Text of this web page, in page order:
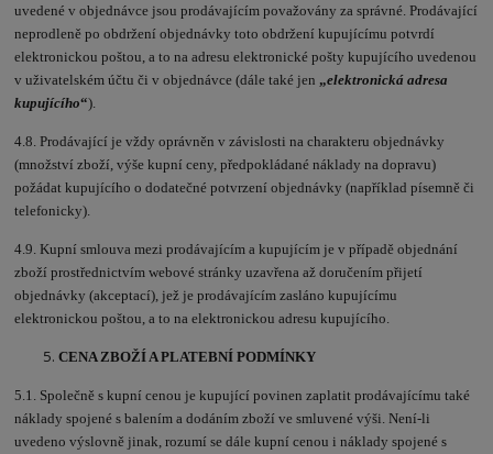
uvedené v objednávce jsou prodávajícím považovány za správné. Prodávající
neprodleně po obdržení objednávky toto obdržení kupujícímu potvrdí
elektronickou poštou, a to na adresu elektronické pošty kupujícího uvedenou
v uživatelském účtu či v objednávce (dále také jen „elektronická adresa
kupujícího“).
4.8. Prodávající je vždy oprávněn v závislosti na charakteru objednávky
(množství zboží, výše kupní ceny, předpokládané náklady na dopravu)
požádat kupujícího o dodatečné potvrzení objednávky (například písemně či
telefonicky).
4.9. Kupní smlouva mezi prodávajícím a kupujícím je v případě objednání
zboží prostřednictvím webové stránky uzavřena až doručením přijetí
objednávky (akceptací), jež je prodávajícím zasláno kupujícímu
elektronickou poštou, a to na elektronickou adresu kupujícího.
CENA ZBOŽÍ A PLATEBNÍ PODMÍNKY
5.1. Společně s kupní cenou je kupující povinen zaplatit prodávajícímu také
náklady spojené s balením a dodáním zboží ve smluvené výši. Není-li
uvedeno výslovně jinak, rozumí se dále kupní cenou i náklady spojené s